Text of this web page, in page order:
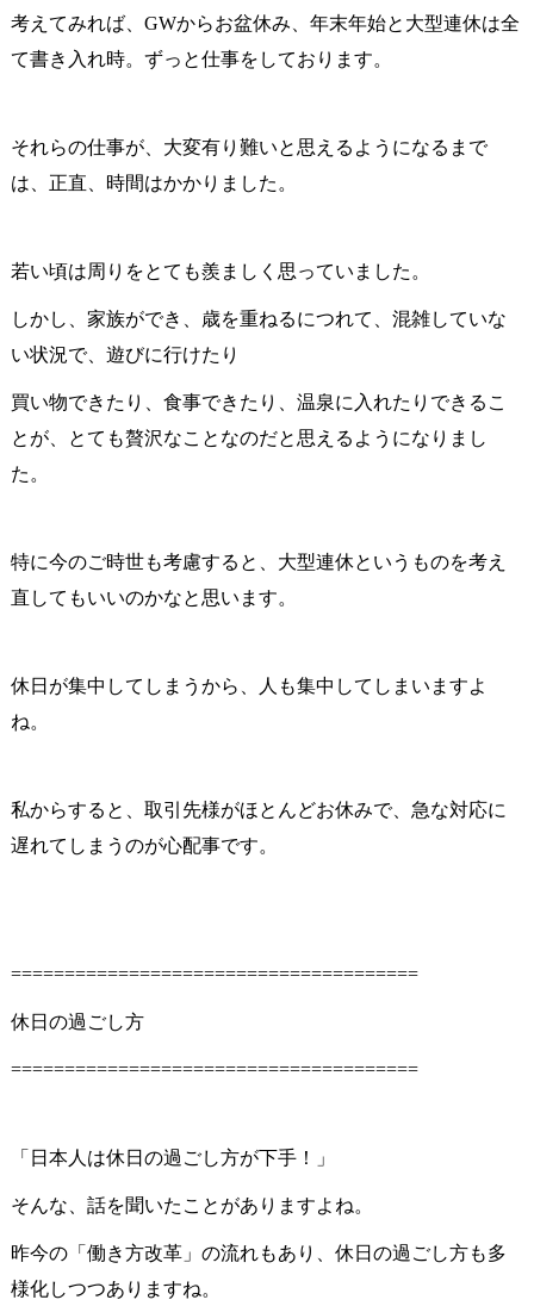
考えてみれば、GWからお盆休み、年末年始と大型連休は全
て書き入れ時。ずっと仕事をしております。
それらの仕事が、大変有り難いと思えるようになるまで
は、正直、時間はかかりました。
若い頃は周りをとても羨ましく思っていました。
しかし、家族ができ、歳を重ねるにつれて、混雑していな
い状況で、遊びに行けたり
買い物できたり、食事できたり、温泉に入れたりできるこ
とが、とても贅沢なことなのだと思えるようになりまし
た。
特に今のご時世も考慮すると、大型連休というものを考え
直してもいいのかなと思います。
休日が集中してしまうから、人も集中してしまいますよ
ね。
私からすると、取引先様がほとんどお休みで、急な対応に
遅れてしまうのが心配事です。
======================================
休日の過ごし方
======================================
「日本人は休日の過ごし方が下手！」
そんな、話を聞いたことがありますよね。
昨今の「働き方改革」の流れもあり、休日の過ごし方も多
様化しつつありますね。